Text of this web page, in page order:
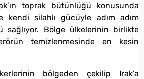
toprak bütünlüğü konusunda
kendi silahlı gücüyle adım adım
sağlıyor. Bölge ülkelerinin birlikte
temizlenmesinde en kesin
bölgeden çekilip Irak’a